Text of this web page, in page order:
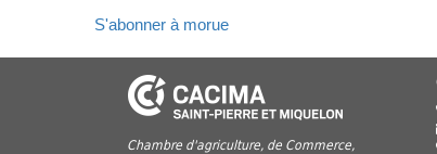
S'abonner à morue
Chambre d'agriculture, de Commerce,